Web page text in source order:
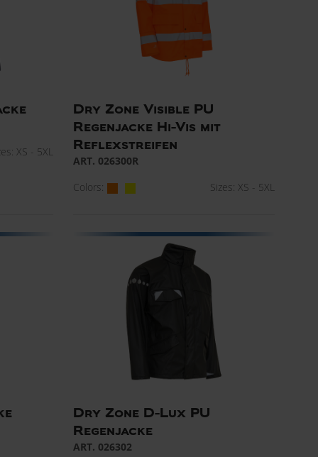
XS - 5XL
Dry Zone Visible PU
Regenjacke Hi-Vis mit
Reflexstreifen
ART. 026300R
Colors:
Sizes: XS - 5XL
Dry Zone D-Lux PU
Regenjacke
ART. 026302